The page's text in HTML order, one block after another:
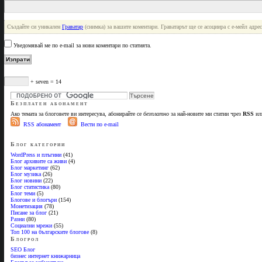
Създайте си уникален Граватар (снимка) за вашите коментари. Граватарът ще се асоциира с е-мейл
Уведомявай ме по e-mail за нови коментари по статията.
+ seven = 14
Безплатен абонамент
Ако темата за блоговете ви интересува, абонирайте се безплатно за най-новите ми статии чрез RSS
RSS абонамент
Вести по e-mail
Блог категории
WordPress и плъгини (41)
Блог архивите са живи (4)
Блог маркетинг (62)
Блог музика (26)
Блог новини (22)
Блог статистика (80)
Блог теми (5)
Блогове и блогъри (154)
Монетизация (78)
Писане за блог (21)
Разни (80)
Социални мрежи (55)
Топ 100 на българските блогове (8)
Блогрол
SEO Блог
бизнес интернет книжарница